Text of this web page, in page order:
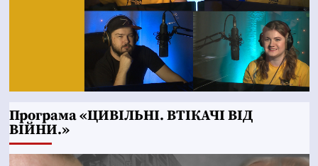
Програма «ЦИВІЛЬНІ. ВТІКАЧІ ВІД
ВІЙНИ.»